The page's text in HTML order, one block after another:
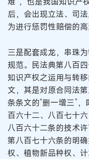
后，会出现立法、司
为进行惩罚性赔偿的高
三是配套成龙，串珠
规范。民法典第八百
知识产权之运用与转
文，其是对原合同法
条条文的“删一增三”
百六十二、八百七十
八百六十二条的技术
第八百七十六条的明
权、植物新品种权、